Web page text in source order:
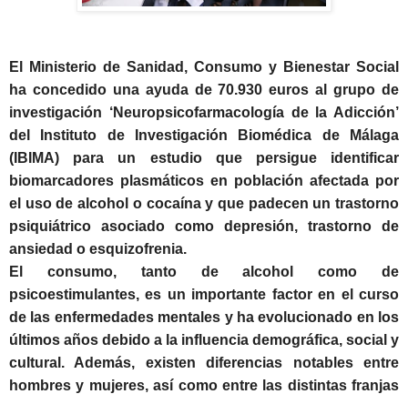
El Ministerio de Sanidad, Consumo y Bienestar Social
ha concedido una ayuda de 70.930 euros al grupo de
investigación ‘Neuropsicofarmacología de la Adicción’
del Instituto de Investigación Biomédica de Málaga
(IBIMA) para un estudio que persigue identificar
biomarcadores plasmáticos en población afectada por
el uso de alcohol o cocaína y que padecen un trastorno
psiquiátrico asociado como depresión, trastorno de
ansiedad o esquizofrenia.
El consumo, tanto de alcohol como de
psicoestimulantes, es un importante factor en el curso
de las enfermedades mentales y ha evolucionado en los
últimos años debido a la influencia demográfica, social y
cultural. Además, existen diferencias notables entre
hombres y mujeres, así como entre las distintas franjas